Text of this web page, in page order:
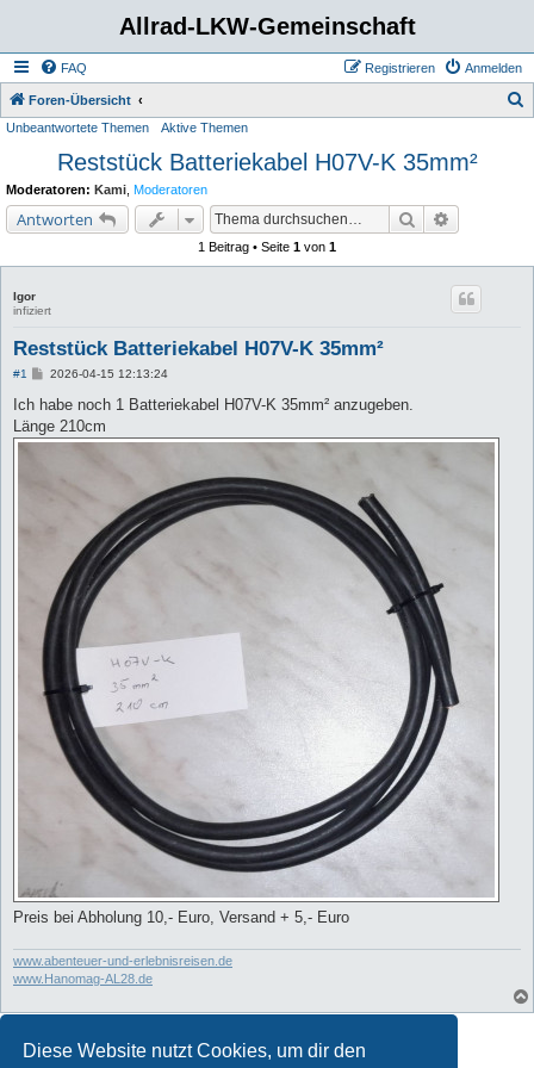
Diese Website nutzt Cookies, um dir den
Allrad-LKW-Gemeinschaft
FAQ Anmelden
Registrieren
Foren-Übersicht
Unbeantwortete Themen Aktive Themen
Reststück Batteriekabel H07V-K 35mm²
Moderatoren: Kami Moderatoren
Antworten Suche
1 Beitrag • Seite 1 von 1
Igor
infiziert
Reststück Batteriekabel H07V-K 35mm²
#1
B
i
r
a
2026-04-15 12:13:24
Ich habe noch 1 Batteriekabel H07V-K 35mm² anzugeben.
Länge 210cm
Preis bei Abholung 10,- Euro, Versand + 5,- Euro
www.abenteuer-und-erlebnisreisen.de
www.Hanomag-AL28.de
1 Beitrag • Seite 1von 1